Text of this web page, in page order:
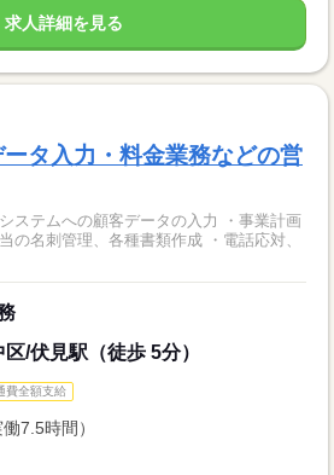
求人詳細を見る
タ入力・料金業務などの営
ステムへの顧客データの入力 ・事業計画
の名刺管理、各種書類作成 ・電話応対、
/伏見駅（徒歩 5分）
費全額支給
7.5時間）